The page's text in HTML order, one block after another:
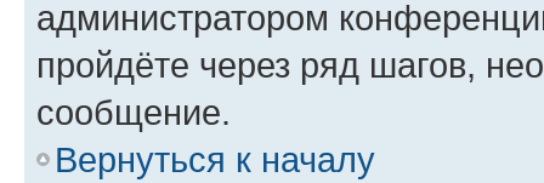
администратором
пройдёте через ряд шагов,
сообщение.
Вернуться к началу